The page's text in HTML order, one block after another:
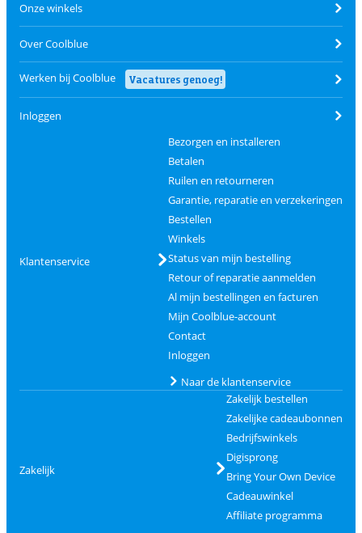
Onze winkels
Over Coolblue
Werken bij Coolblue Vacatures genoeg!
Inloggen
Klantenservice
Bezorgen en installeren
Betalen
Ruilen en retourneren
Garantie, reparatie en verzekeringen
Bestellen
Winkels
Status van mijn bestelling
Retour of reparatie aanmelden
Al mijn bestellingen en facturen
Mijn Coolblue-account
Contact
Inloggen
Naar de klantenservice
Zakelijk
Zakelijk bestellen
Zakelijke cadeaubonnen
Bedrijfswinkels
Digisprong
Bring Your Own Device
Cadeauwinkel
Affiliate programma